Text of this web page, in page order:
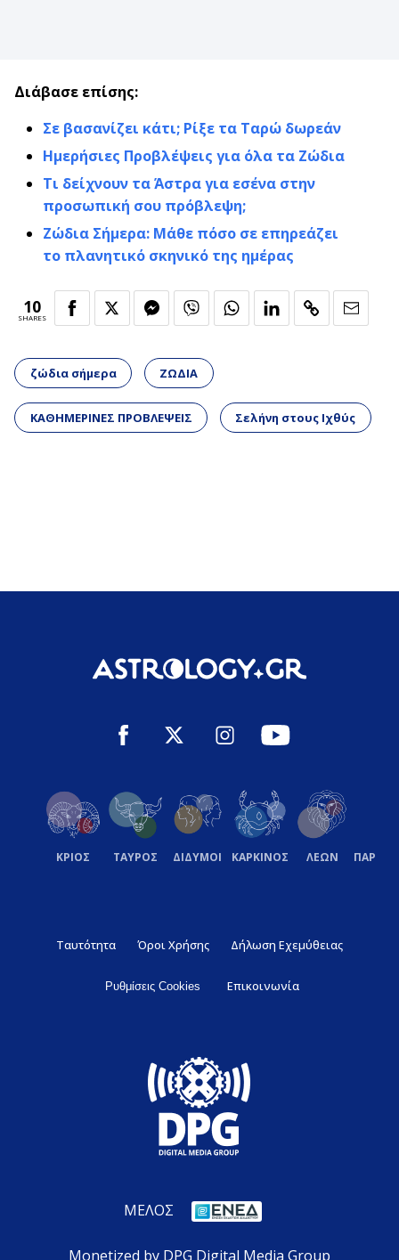
Διάβασε επίσης:
Σε βασανίζει κάτι; Ρίξε τα Ταρώ δωρεάν
Ημερήσιες Προβλέψεις για όλα τα Ζώδια
Τι δείχνουν τα Άστρα για εσένα στην
προσωπική σου πρόβλεψη;
Ζώδια Σήμερα: Μάθε πόσο σε επηρεάζει
το πλανητικό σκηνικό της ημέρας
10
SHARES
ζώδια σήμερα ΖΩΔΙΑ
ΚΑΘΗΜΕΡΙΝΕΣ ΠΡΟΒΛΕΨΕΙΣ Σελήνη στους Ιχθύς
ΚΡΙΟΣ ΤΑΥΡΟΣ ΔΙΔΥΜΟΙ ΚΑΡΚΙΝΟΣ ΛΕΩΝ
Ταυτότητα Όροι Χρήσης Δήλωση Εχεμύθειας
Ρυθμίσεις Cookies Επικοινωνία
ΜΕΛΟΣ
Monetized by DPG Digital Media Group